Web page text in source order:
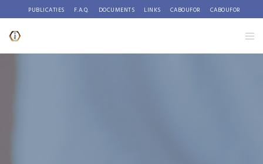
PUBLICATIES F.A.Q. DOCUMENTS LINKS CABOUFOR CABOUFOR